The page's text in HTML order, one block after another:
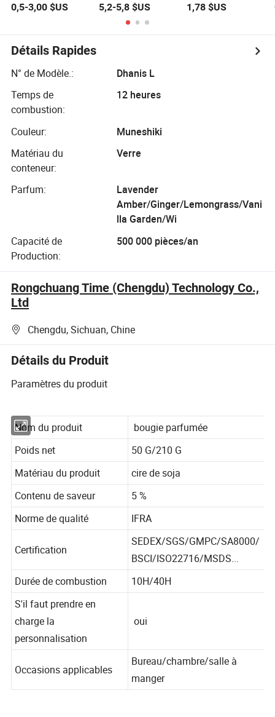
parfumées à la
fraîche, bougie
parfumée à
mèche en bois
sans fumée
0,5-3,00 $US
céramique
multicolore
parfumé sur
céramique en
luxe en gros
5,2-5,8 $US
la décoration de
et d'intérieur,
1,78 $US
Détails Rapides
N° de Modèle.:
Dhanis L
Temps de
combustion:
12 heures
Couleur:
Muneshiki
Matériau du
conteneur:
Verre
Parfum:
Lavender
Amber/Ginger/Lemongrass/Vani
lla Garden/Wi
Capacité de
Production:
500 000 pièces/an
Rongchuang Time (Chengdu) Technology Co.,
Ltd
Chengdu, Sichuan, Chine
Détails du Produit
Paramètres du produit
Nom du produit
bougie parfumée
Poids net
50 G/210 G
Matériau du produit
cire de soja
Contenu de saveur
5 %
Norme de qualité
IFRA
SEDEX/SGS/GMPC/SA8000/
BSCI/ISO22716/MSDS...
Durée de combustion
10H/40H
S'il faut prendre en
charge la
personnalisation
Bureau/chambre/salle à
manger